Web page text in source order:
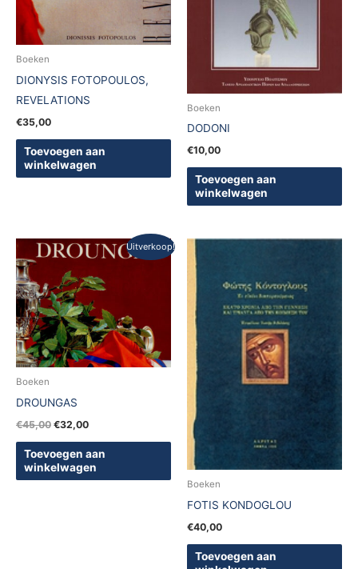
Boeken
DIONYSIS FOTOPOULOS,
REVELATIONS
€35,00
Toevoegen aan
winkelwagen
Boeken
DODONI
€10,00
Toevoegen aan
winkelwagen
Uitverkoop!
Boeken
DROUNGAS
€45,00
Oorspronkelijke
prijs
was:
€45,00.
€32,00
Huidige
prijs
€32,00.
Toevoegen aan
winkelwagen
Boeken
FOTIS KONDOGLOU
€40,00
Toevoegen aan